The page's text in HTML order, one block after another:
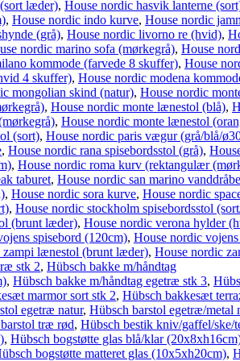
læder), House nordic hasvik lanterne
, House nordic indo kurve, House nordic
(grå), House nordic livorno re (hvid),
nordic marino sofa (mørkegrå), House
kommode (farvede 8 skuffer), House
4 skuffer), House nordic modena
mongolian skind (natur), House nordic
, House nordic monte lænestol (blå),
, House nordic monte lænestol
(sort), House nordic paris vægur (grå/blå/
, House nordic rana spisebordsstol (grå),
, House nordic roma kurv (rektangulær
taburet, House nordic san marino
, House nordic sora kurve, House nordic
, House nordic stockholm spisebordsstol
(brunt læder), House nordic verona hylder
spisebord (120cm), House nordic vojens
zampi lænestol (brunt læder), House nordic
stk 2, Hübsch bakke m/håndtag
, Hübsch bakke m/håndtag egetræ stk 3,
marmor sort stk 2, Hübsch bakkesæt
egetræ natur, Hübsch barstol egetræ/metal
træ rød, Hübsch bestik kniv/gaffel/ske/
, Hübsch bogstøtte glas blå/klar
bogstøtte matteret glas (10x5xh20cm),